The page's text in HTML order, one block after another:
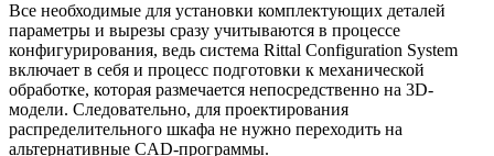
Все необходимые для установки комплектующих деталей
параметры и вырезы сразу учитываются в процессе
конфигурирования, ведь система Rittal Configuration System
включает в себя и процесс подготовки к механической
обработке, которая размечается непосредственно на 3D-
модели. Следовательно, для проектирования
распределительного шкафа не нужно переходить на
альтернативные CAD-программы.